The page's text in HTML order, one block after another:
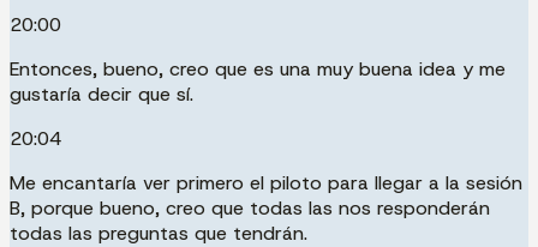
20:00
Entonces, bueno, creo que es una muy buena idea y me
gustaría decir que sí.
20:04
Me encantaría ver primero el piloto para llegar a la sesión
B, porque bueno, creo que todas las nos responderán
todas las preguntas que tendrán.